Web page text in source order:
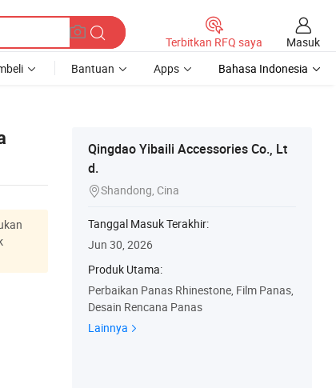
Terbitkan RFQ saya
Masuk
Bantuan Apps Bahasa Indonesia
Qingdao Yibaili Accessories Co., Lt
d.
Shandong, Cina
Tanggal Masuk Terakhir:
Jun 30, 2026
Produk Utama:
Perbaikan Panas Rhinestone, Film Panas,
Desain Rencana Panas
Lainnya